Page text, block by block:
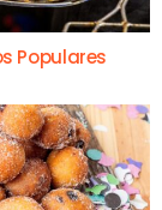
Populares